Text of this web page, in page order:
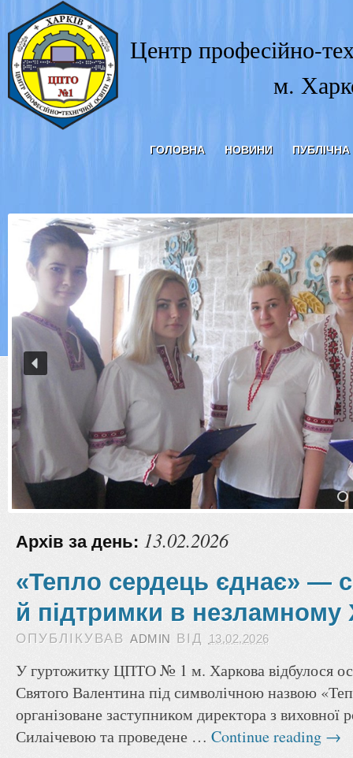
Центр професійно-
м.
ГОЛОВНА НОВИНИ
Архів за день: 13.02.2026
«Тепло сердець єднає» —
й підтримки в незламному
ОПУБЛІКУВАВ ADMIN ВІД 13.02.2026
У гуртожитку ЦПТО № 1 м. Харкова відбулося
Святого Валентина під символічною назвою
організоване заступником директора з
Силаічевою та проведене … Continue reading →